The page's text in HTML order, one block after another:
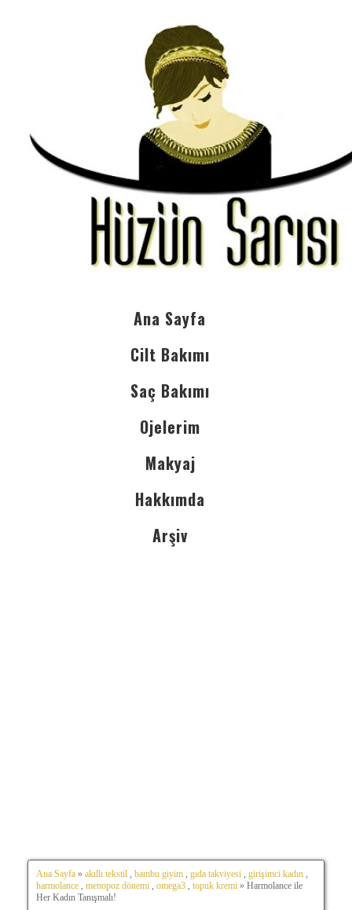
Ana Sayfa
Cilt Bakımı
Saç Bakımı
Ojelerim
Makyaj
Hakkımda
Arşiv
Ana Sayfa » akıllı tekstil bambu giyim gıda takviyesi girişimci kadın
harmolance
menopoz dönemi omega3 topuk kremi » Harmolance ile
Her Kadın Tanışmalı!